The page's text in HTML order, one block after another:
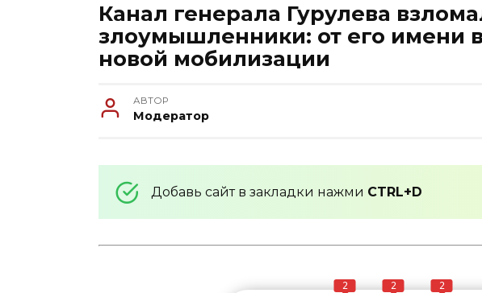
Канал генерала Гурулева
злоумышленники: от его имени
новой мобилизации
АВТОР
Модератор
Добавь сайт в закладки нажми CTRL+D
2 2 2